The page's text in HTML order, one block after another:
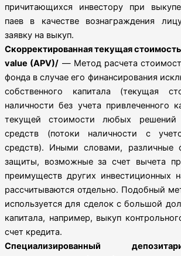
причитающихся инвестору при
паев в качестве вознаграждения
заявку на выкуп.
Скорректированная текущая
value (APV)/ — Метод расчета
фонда в случае его финансирования
собственного капитала (текущая
наличности без учета привлеченного
текущей стоимости любых решений
средств (потоки наличности с
средств). Иными словами, различные
защиты, возможные за счет вычета
преимуществ других инвестиционных
рассчитываются отдельно. Подобный
используется для сделок с большой
капитала, например, выкуп
счет кредита.
Специализированный